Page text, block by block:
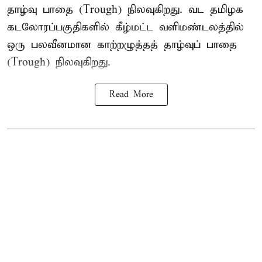
தாழ்வு பாதை (Trough) நிலவுகிறது. வட தமிழக
கடலோரப்பகுதிகளில் கீழ்மட்ட வளிமண்டலத்தில்
ஒரு பலவீனமான காற்றழுத்தத் தாழ்வுப் பாதை
(Trough) நிலவுகிறது.
Read More